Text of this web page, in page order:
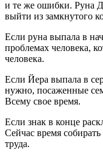
и те же ошибки. Руна
выйти из замкнутого
Если руна выпала в
проблемах человека,
человека.
Если Йера выпала в
нужно, посаженные
Всему свое время.
Если знак в конце
Сейчас время
труда.